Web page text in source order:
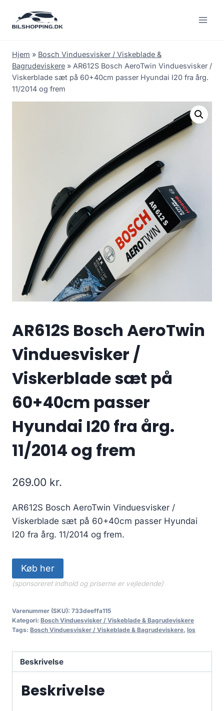
Hjem » Bosch Vinduesvisker / Viskeblade &
Bagrudeviskere » AR612S Bosch AeroTwin Vinduesvisker /
Viskerblade sæt på 60+40cm passer Hyundai I20 fra årg.
11/2014 og frem
AR612S Bosch AeroTwin
Vinduesvisker /
Viskerblade sæt på
60+40cm passer
Hyundai I20 fra årg.
11/2014 og frem
269.00 kr.
AR612S Bosch AeroTwin Vinduesvisker /
Viskerblade sæt på 60+40cm passer Hyundai
I20 fra årg. 11/2014 og frem.
Køb her
(sponsoreret indhold og priserne er vejledende)
Varenummer (SKU): 733deeffa115
Kategori: Bosch Vinduesvisker / Viskeblade & Bagrudeviskere
Tags: Bosch Vinduesvisker / Viskeblade & Bagrudeviskere, los
Beskrivelse
Beskrivelse